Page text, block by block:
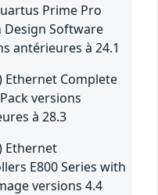
Prime Pro
Design Software
antérieures à 24.1
Ethernet Complete
versions
à 28.3
Ethernet
E800 Series with
versions 4.4